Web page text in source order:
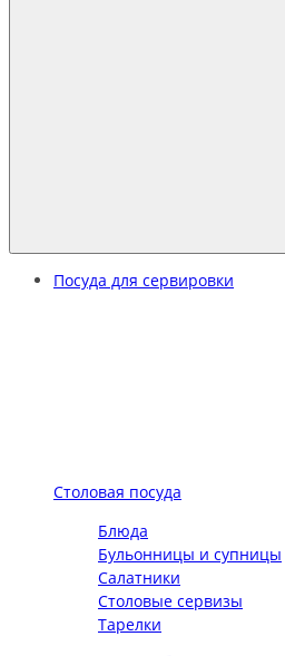
Посуда для сервировки
Столовая посуда
Блюда
Бульонницы и супницы
Салатники
Столовые сервизы
Тарелки